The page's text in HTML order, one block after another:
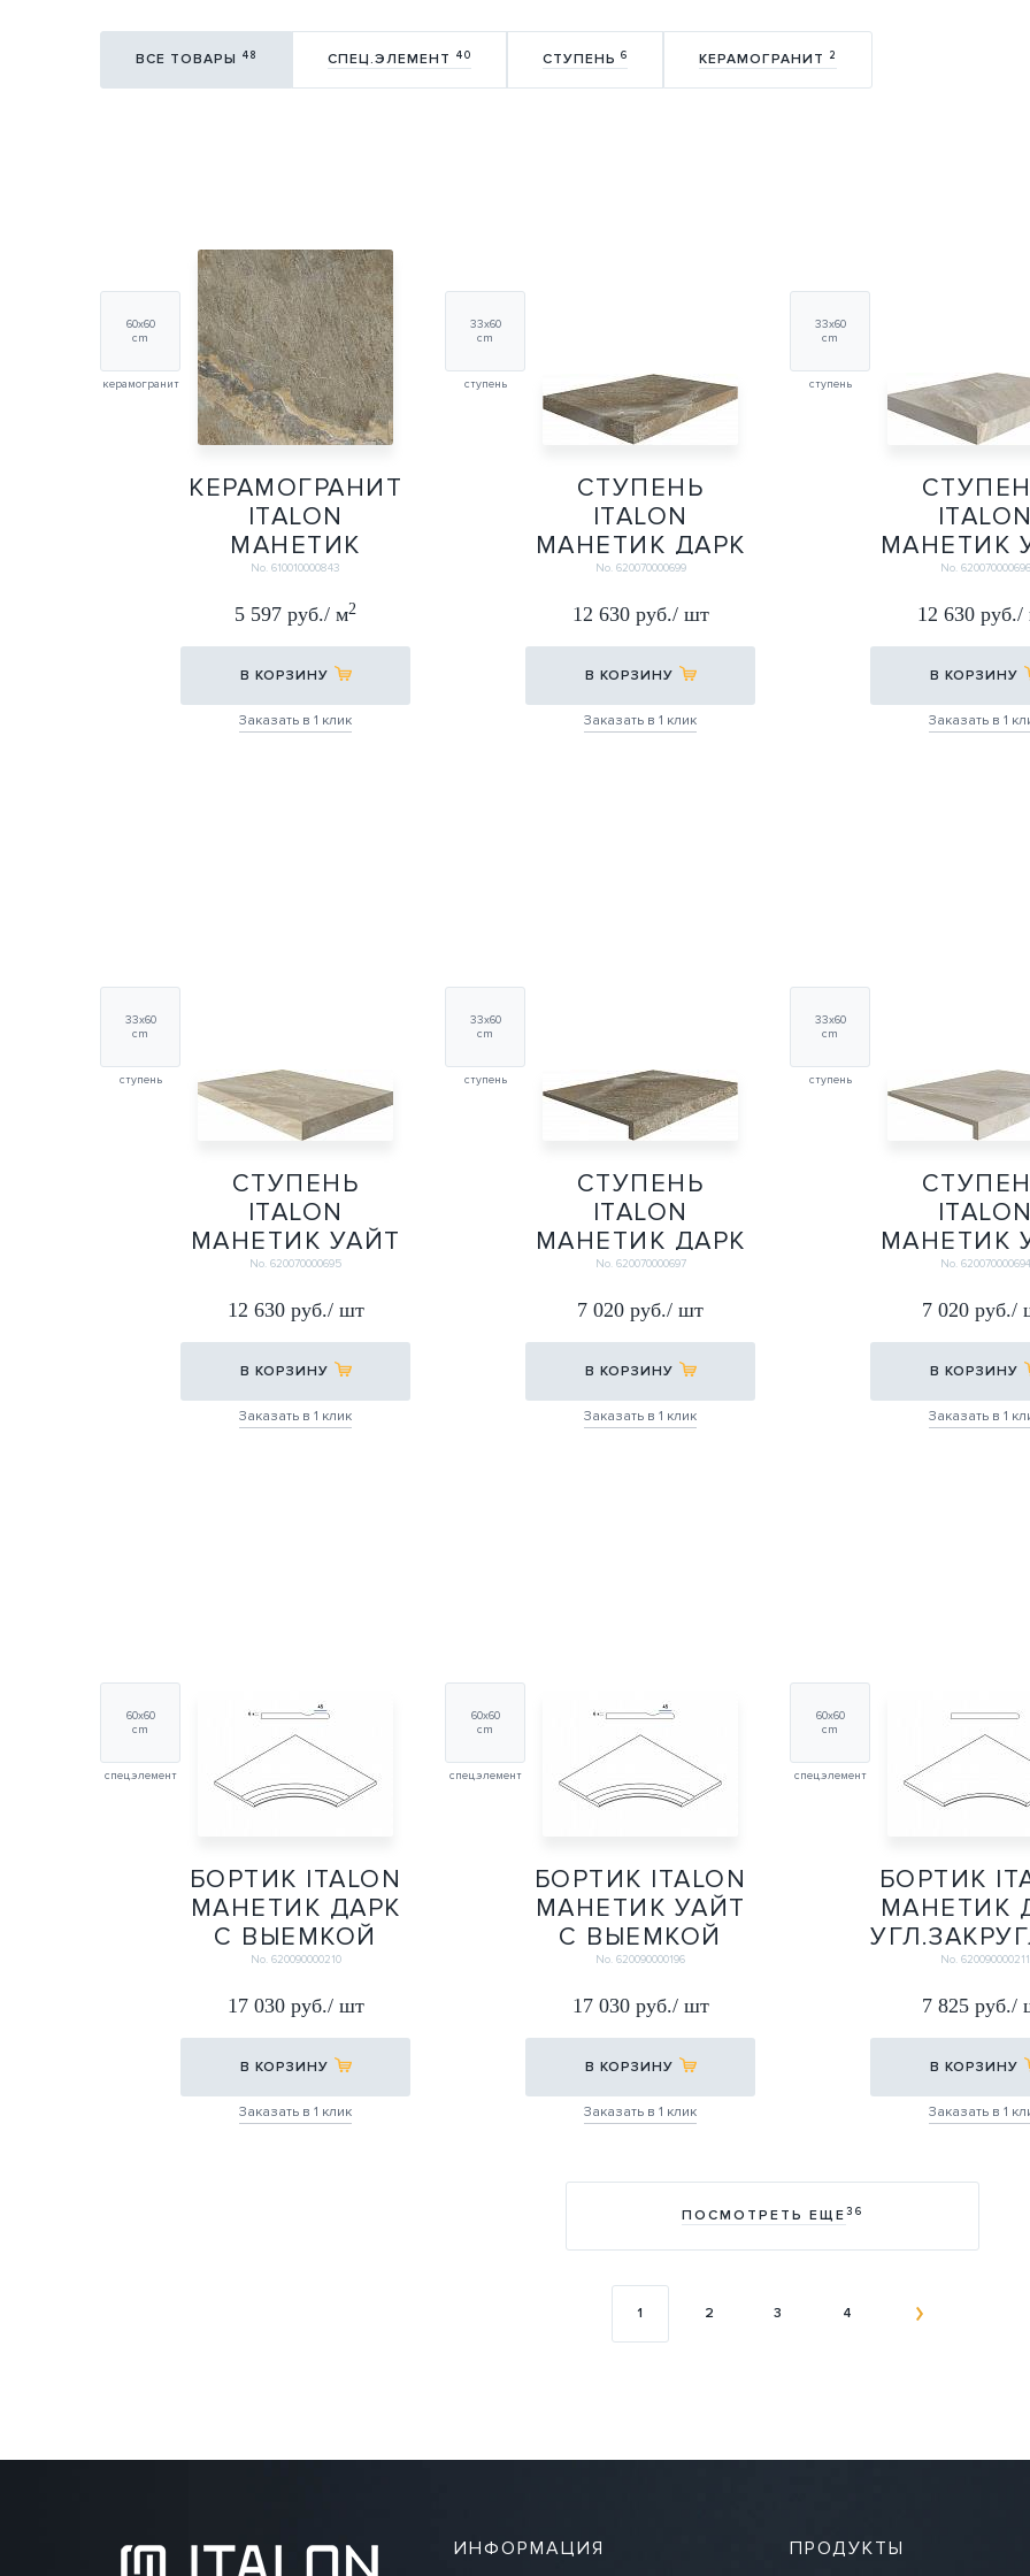
ВСЕ ТОВАРЫ 48 СПЕЦ.ЭЛЕМЕНТ 40 СТУПЕНЬ 6 КЕРАМОГРАНИТ 2
60х60
cm
керамогранит
КЕРАМОГРАНИТ
ITALON
МАНЕТИК
ПЕТРОЛ ДАРК
Х2 60Х60
(20ММ)
60Х60
No. 610010000843
5 597 руб./ м2
В КОРЗИНУ
Заказать в 1 клик
33х60
cm
ступень
СТУПЕНЬ
ITALON
МАНЕТИК ДАРК
Х2 УГЛ.ЛЕВАЯ
33Х60
33Х60
No. 620070000699
12 630 руб./ шт
В КОРЗИНУ
Заказать в 1 клик
33х60
cm
ступень
ITALON
МАНЕТИК
Х2
33Х60
33Х60
No. 620070000696
12 630
В КОРЗИНУ
Заказать в 1
33х60
cm
ступень
СТУПЕНЬ
ITALON
МАНЕТИК УАЙТ
Х2 УГЛ.ПРАВАЯ
33Х60
33Х60
No. 620070000695
12 630 руб./ шт
В КОРЗИНУ
Заказать в 1 клик
33х60
cm
ступень
СТУПЕНЬ
ITALON
МАНЕТИК ДАРК
Х2 ФРОНТ.
33Х60
33Х60
No. 620070000697
7 020 руб./ шт
В КОРЗИНУ
Заказать в 1 клик
33х60
cm
ступень
ITALON
МАНЕТИК
Х2
33Х60
33Х60
No. 620070000694
7 020 руб./
В КОРЗИНУ
Заказать в 1
60х60
cm
спец.элемент
БОРТИК ITALON
МАНЕТИК ДАРК
С ВЫЕМКОЙ
УГЛ.ЗАКРУГЛЕННЫЙ
30 Х2 60Х60
60Х60
No. 620090000210
17 030 руб./ шт
В КОРЗИНУ
Заказать в 1 клик
60х60
cm
спец.элемент
БОРТИК ITALON
МАНЕТИК УАЙТ
С ВЫЕМКОЙ
УГЛ.ЗАКРУГЛЕННЫЙ
30 Х2 60Х60
60Х60
No. 620090000196
17 030 руб./ шт
В КОРЗИНУ
Заказать в 1 клик
60х60
cm
спец.элемент
БОРТИК
МАНЕТИК
30 Х2
60Х60
No. 620090000211
7 825 руб./
В КОРЗИНУ
Заказать в 1
ПОСМОТРЕТЬ ЕЩЕ36
1 2 3 4
ИНФОРМАЦИЯ ПРОДУКТЫ